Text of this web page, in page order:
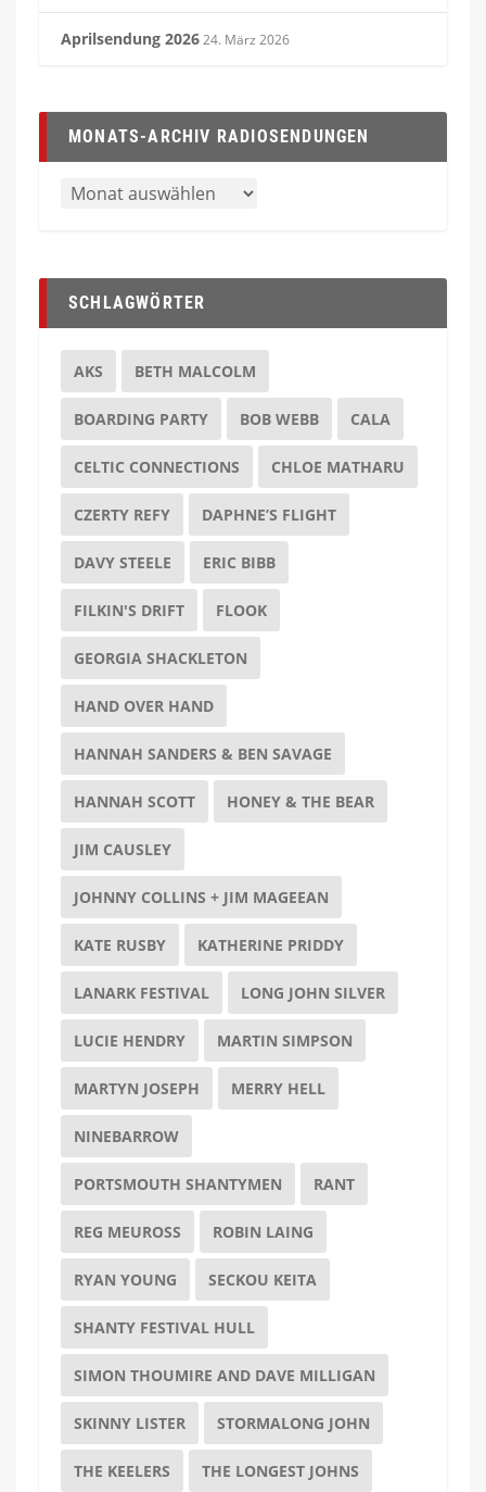
Aprilsendung 202624. März 2026
MONATS-ARCHIV RADIOSENDUNGEN
SCHLAGWÖRTER
AKS BETH MALCOLM
BOARDING PARTY BOB WEBB CALA
CELTIC CONNECTIONS CHLOE MATHARU
CZERTY REFY DAPHNE’S FLIGHT
DAVY STEELE ERIC BIBB
FILKIN'S DRIFT FLOOK
GEORGIA SHACKLETON
HAND OVER HAND
HANNAH SANDERS & BEN SAVAGE
HANNAH SCOTT HONEY & THE BEAR
JIM CAUSLEY
JOHNNY COLLINS + JIM MAGEEAN
KATE RUSBY KATHERINE PRIDDY
LANARK FESTIVAL LONG JOHN SILVER
LUCIE HENDRY MARTIN SIMPSON
MARTYN JOSEPH MERRY HELL
NINEBARROW
PORTSMOUTH SHANTYMEN RANT
REG MEUROSS ROBIN LAING
RYAN YOUNG SECKOU KEITA
SHANTY FESTIVAL HULL
SIMON THOUMIRE AND DAVE MILLIGAN
SKINNY LISTER STORMALONG JOHN
THE KEELERS THE LONGEST JOHNS